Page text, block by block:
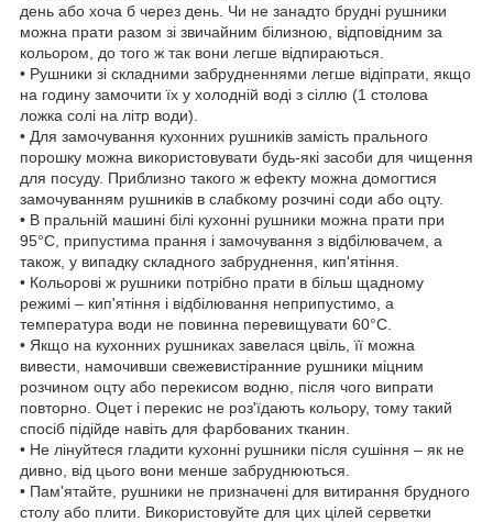
день або хоча б через день. Чи не занадто брудні рушники
можна прати разом зі звичайним білизною, відповідним за
кольором, до того ж так вони легше відпираються.
• Рушники зі складними забрудненнями легше відіпрати, якщо
на годину замочити їх у холодній воді з сіллю (1 столова
ложка солі на літр води).
• Для замочування кухонних рушників замість прального
порошку можна використовувати будь-які засоби для чищення
для посуду. Приблизно такого ж ефекту можна домогтися
замочуванням рушників в слабкому розчині соди або оцту.
• В пральній машині білі кухонні рушники можна прати при
95°С, припустима прання і замочування з відбілювачем, а
також, у випадку складного забруднення, кип'ятіння.
• Кольорові ж рушники потрібно прати в більш щадному
режимі – кип'ятіння і відбілювання неприпустимо, а
температура води не повинна перевищувати 60°С.
• Якщо на кухонних рушниках завелася цвіль, її можна
вивести, намочивши свежевистіранние рушники міцним
розчином оцту або перекисом водню, після чого випрати
повторно. Оцет і перекис не роз'їдають кольору, тому такий
спосіб підійде навіть для фарбованих тканин.
• Не лінуйтеся гладити кухонні рушники після сушіння – як не
дивно, від цього вони менше забруднюються.
• Пам'ятайте, рушники не призначені для витирання брудного
столу або плити. Використовуйте для цих цілей серветки